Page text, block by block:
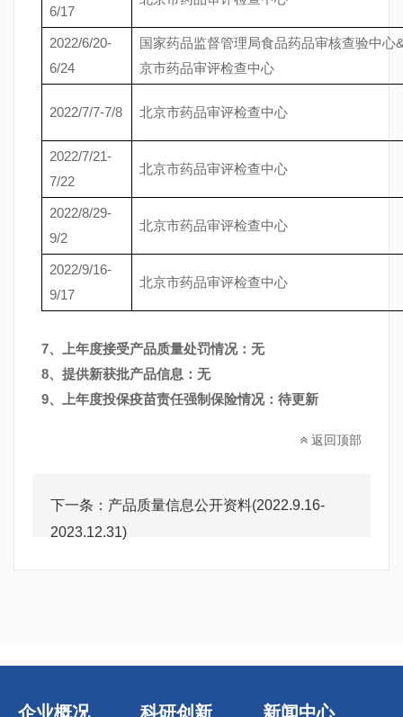
6/17
2022/6/20-
6/24
国家药品监督管理局食品药品审核查验中心
京市药品审评检查中心
2022/7/7-7/8 北京市药品审评检查中心
2022/7/21-
7/22
北京市药品审评检查中心
2022/8/29-
9/2
北京市药品审评检查中心
2022/9/16-
9/17
北京市药品审评检查中心
7、上年度接受产品质量处罚情况：无
8、提供新获批产品信息：无
9、上年度投保疫苗责任强制保险情况：待更新
返回顶部
下一条： 产品质量信息公开资料(2022.9.16-
2023.12.31)
企业概况 科研创新 新闻中心